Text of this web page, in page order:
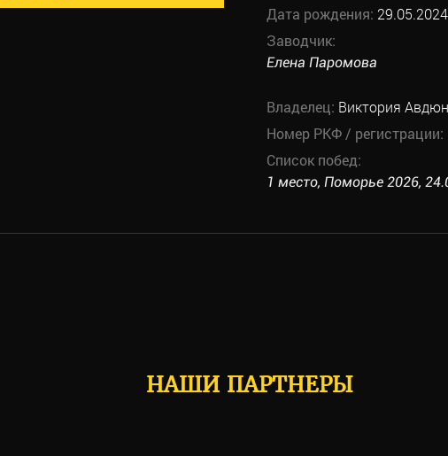
Дата рождения: 29.05.2024
Заводчик:
Елена Паромова
Владелец: Виктория
Номер РКФ / регистрации:
Список побед:
1 место, Поморье 2026,
НАШИ ПАРТНЕРЫ